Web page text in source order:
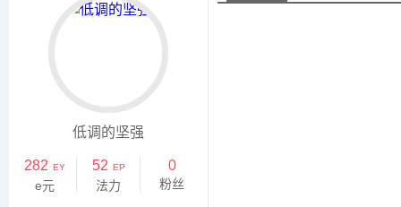
低调的坚强
282 EY
e元
52 EP
法力
0
粉丝